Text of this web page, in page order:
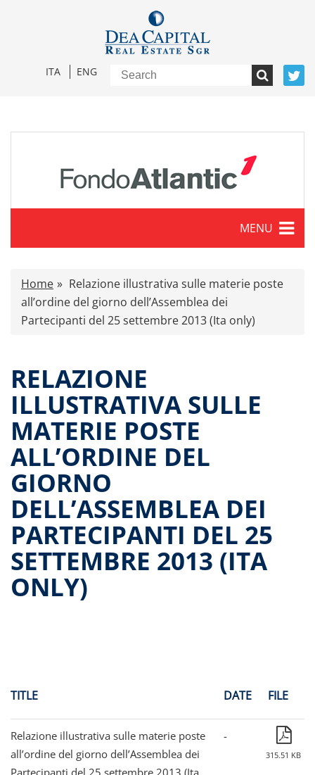
ITA ENG
MENU
Characteristics
Press release
Offer documents
Unitholders’ meetings
Fund extension
Contacts
All documents
Historical data
Paid-out returns
Home
Relazione illustrativa sulle materie poste
all’ordine del giorno dell’Assemblea dei
Partecipanti del 25 settembre 2013 (Ita only)
RELAZIONE
ILLUSTRATIVA SULLE
MATERIE POSTE
ALL’ORDINE DEL
GIORNO
DELL’ASSEMBLEA DEI
PARTECIPANTI DEL 25
SETTEMBRE 2013 (ITA
ONLY)
TITLE DATE FILE
Relazione illustrativa sulle materie poste
all’ordine del giorno dell’Assemblea dei
Partecipanti del 25 settembre 2013 (Ita
-
315.51 KB